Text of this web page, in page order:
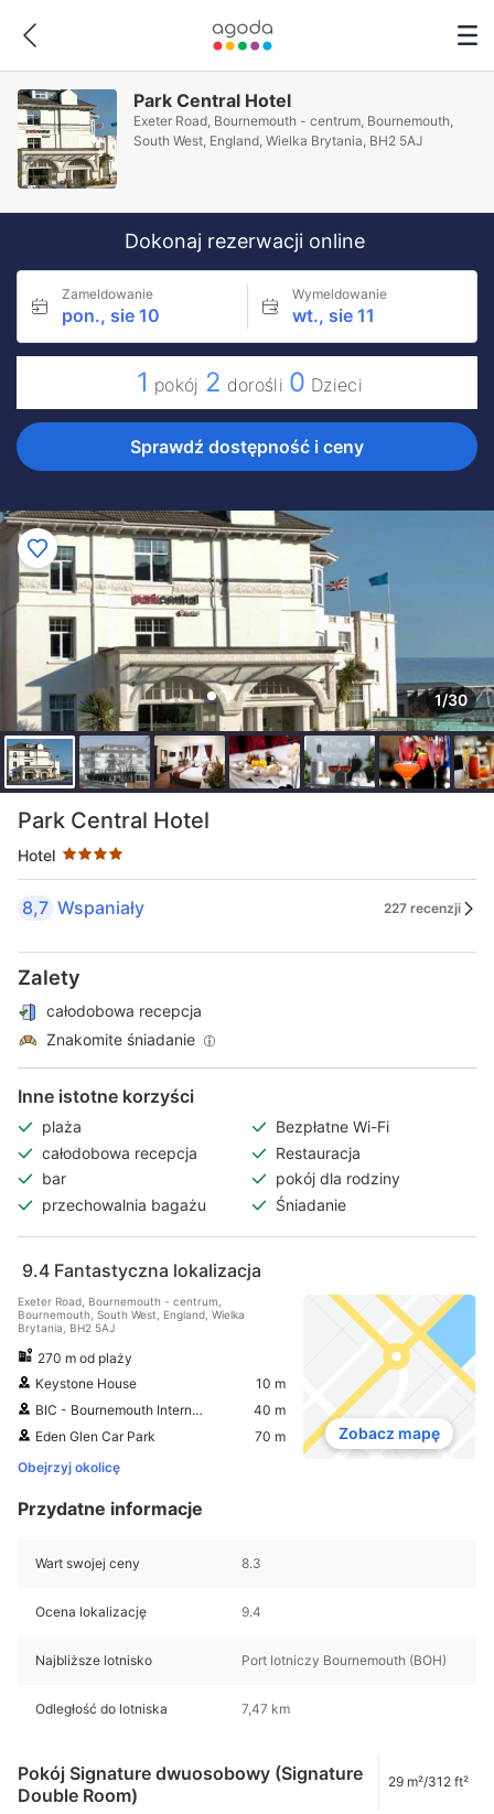
Park Central Hotel
Exeter Road, Bournemouth - centrum, Bournemouth,
South West, England, Wielka Brytania, BH2 5AJ
Dokonaj rezerwacji online
Zameldowanie
pon., sie 10
Wymeldowanie
wt., sie 11
1 pokój 2 dorośli 0 Dzieci
Sprawdź dostępność i ceny
1/30
Park Central Hotel
Hotel
Liczba gwiazdek: 4
8,7 Wspaniały 227 recenzji
Zalety
całodobowa recepcja
Znakomite śniadanie
Inne istotne korzyści
plaża
Bezpłatne Wi-Fi
całodobowa recepcja
Restauracja
bar
pokój dla rodziny
przechowalnia bagażu
Śniadanie
9.4 Fantastyczna lokalizacja
Exeter Road, Bournemouth - centrum,
Bournemouth, South West, England, Wielka
Brytania, BH2 5AJ
270 m od plaży
Keystone House
10 m
BIC - Bournemouth International Centre
40 m
Eden Glen Car Park
70 m
Obejrzyj okolicę
Zobacz mapę
Przydatne informacje
Wart swojej ceny 8.3
Ocena lokalizację 9.4
Najbliższe lotnisko Port lotniczy Bournemouth (BOH)
Odległość do lotniska 7,47 km
Pokój Signature dwuosobowy (Signature
Double Room)
29 m²/312 ft²